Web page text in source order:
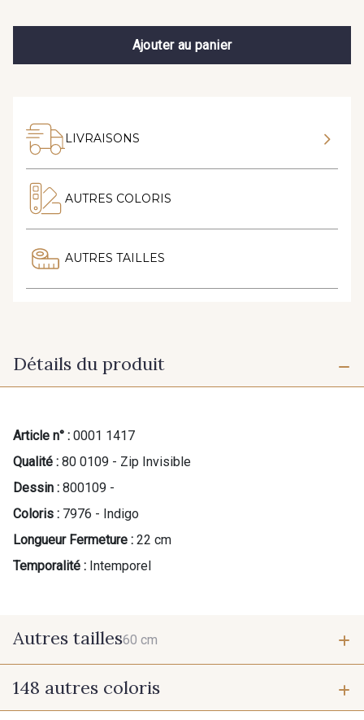
Ajouter au panier
LIVRAISONS
AUTRES COLORIS
AUTRES TAILLES
Détails du produit
Article n° : 0001 1417
Qualité : 80 0109 - Zip Invisible
Dessin : 800109 -
Coloris : 7976 - Indigo
Longueur Fermeture : 22 cm
Temporalité : Intemporel
Autres tailles60 cm
60 cm
148 autres coloris